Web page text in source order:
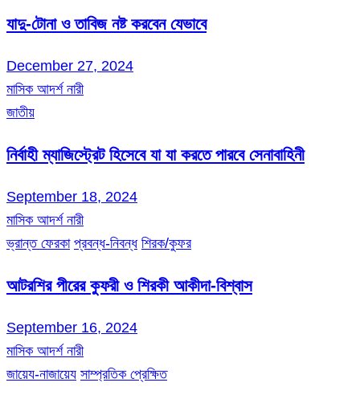
যাদু-টোনা ও তাবিজ নষ্ট করবেন যেভাবে
December 27, 2024
মাসিক আদর্শ নারী
জাতীয়
নির্বাহী ম্যাজিস্ট্রেট হিসেবে যা যা করতে পারবে সেনাবাহিনী
September 18, 2024
মাসিক আদর্শ নারী
ভ্রান্ত ফেরকা প্রবন্ধ-নিবন্ধ শিরক/কুফর
আটরশির পীরের কুফরী ও শিরকী আকীদা-বিশ্বাস
September 16, 2024
মাসিক আদর্শ নারী
জায়েয-নাজায়েয সাম্প্রতিক প্রেক্ষিত